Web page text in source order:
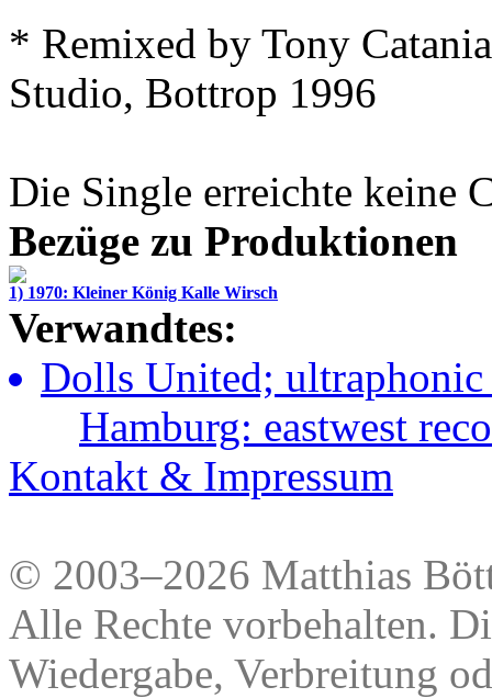
* Remixed by Tony Catania
Studio, Bottrop 1996
Die Single erreichte keine
Bezüge zu Produktionen
1) 1970: Kleiner König Kalle Wirsch
Verwandtes:
Dolls United;
Hamburg: eastwest
Kontakt & Impressum
© 2003–2026 Matthias
Alle Rechte vorbehalten.
Wiedergabe, Verbreitung